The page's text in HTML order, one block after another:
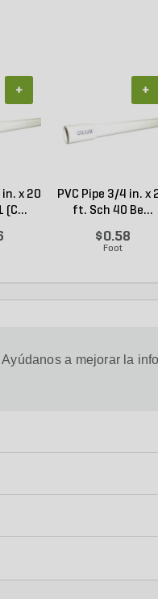
in. x 20
(C...
+
PVC Pipe 3/4 in. x
ft. Sch 40 Be...
$0.58
Foot
+
Ayúdanos a mejorar la